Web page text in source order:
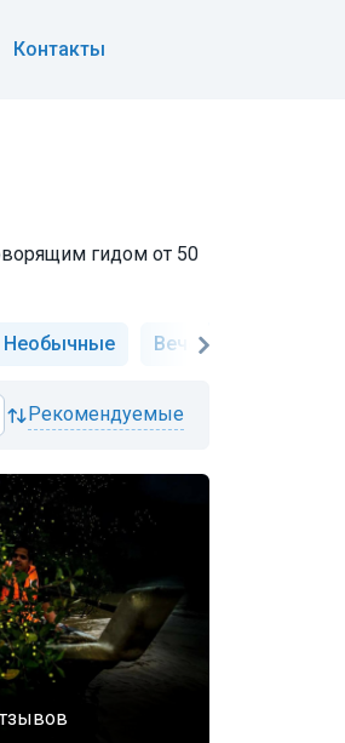
Контакты
гидом от 50
Необычные Вечерние
рекомендуемые